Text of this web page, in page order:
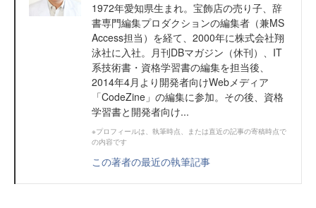
1972年愛知県生まれ。宝飾店の売り子、辞
書専門編集プロダクションの編集者（兼MS
Access担当）を経て、2000年に株式会社翔
泳社に入社。月刊DBマガジン（休刊）、IT
系技術書・資格学習書の編集を担当後、
2014年4月より開発者向けWebメディア
「CodeZine」の編集に参加。その後、資格
学習書と開発者向け...
※プロフィールは、執筆時点、または直近の記事の寄稿時点で
の内容です
この著者の最近の執筆記事